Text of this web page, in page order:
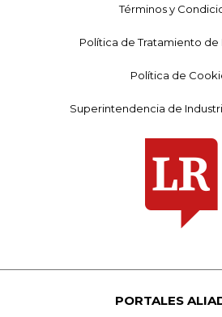
Términos y
Política de Tratamiento de
Política de
Superintendencia de
PORTALES